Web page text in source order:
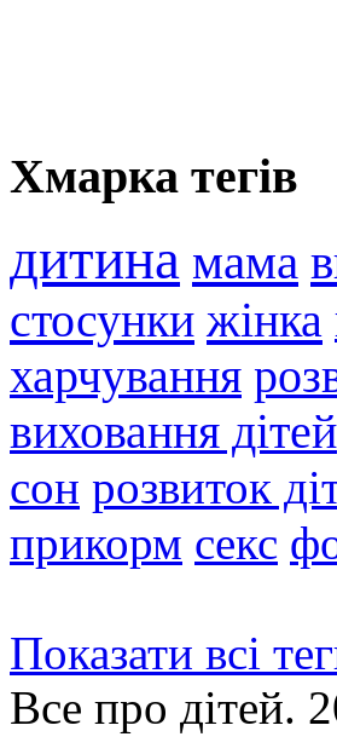
Хмарка тегів
дитина мама
стосунки жінка
харчування
виховання дітей
сон розвиток
прикорм секс
Показати всі
Все про дітей.